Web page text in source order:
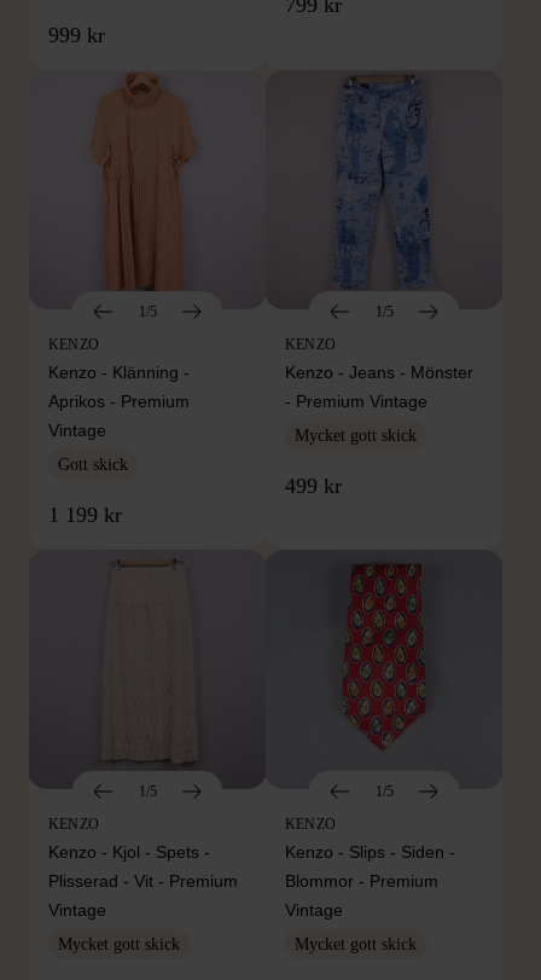
999 kr
799 kr
1/5
KENZO
Kenzo - Klänning -
Aprikos - Premium
Vintage
Gott skick
1 199 kr
1/5
KENZO
Kenzo - Jeans - Mönster
- Premium Vintage
Mycket gott skick
499 kr
1/5
KENZO
Kenzo - Kjol - Spets -
Plisserad - Vit - Premium
Vintage
Mycket gott skick
1/5
KENZO
Kenzo - Slips - Siden -
Blommor - Premium
Vintage
Mycket gott skick